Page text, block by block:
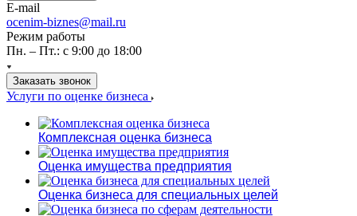
E-mail
ocenim-biznes@mail.ru
Режим работы
Пн. – Пт.: с 9:00 до 18:00
Заказать звонок
Услуги по оценке бизнеса
Комплексная оценка бизнеса
Оценка имущества предприятия
Оценка бизнеса для специальных целей